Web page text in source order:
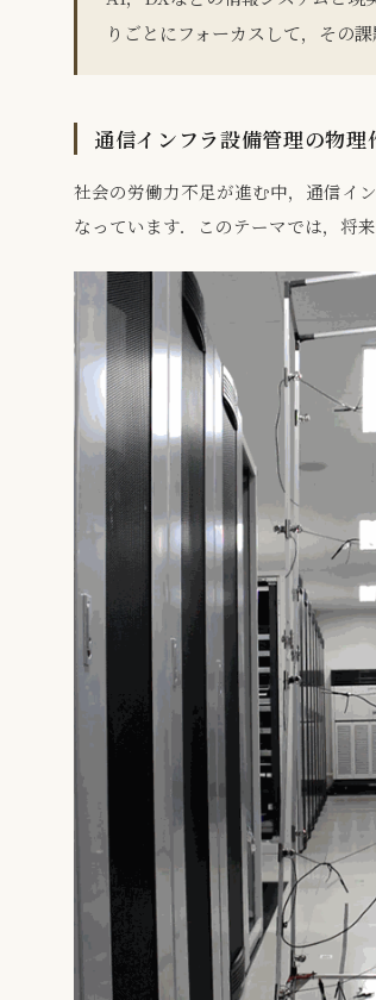
りごとにフォーカスして，その
通信インフラ設備管理の物
社会の労働力不足が進む中，通信イ
なっています．このテーマでは，将